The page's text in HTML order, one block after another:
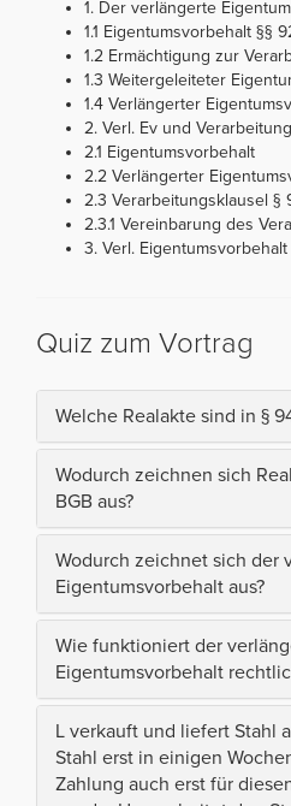
1. Der verlängerte
1.1 Eigentumsvorbehalt §§
1.2 Ermächtigung zur
1.3 Weitergeleiteter
1.4 Verlängerter
2. Verl. Ev und
2.1 Eigentumsvorbehalt
2.2 Verlängerter
2.3 Verarbeitungsklausel §
2.3.1 Vereinbarung des
3. Verl.
Quiz zum Vortrag
Welche Realakte sind in §
Wodurch zeichnen sich
BGB aus?
Wodurch zeichnet sich der
Eigentumsvorbehalt aus?
Wie funktioniert der
Eigentumsvorbehalt
L verkauft und liefert Stahl
Stahl erst in einigen
Zahlung auch erst für